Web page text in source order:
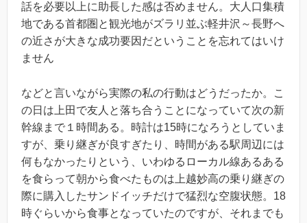
話を必要以上に助長した感は否めません。大人口集積
地である首都圏と観光地がズラリ並ぶ軽井沢～長野へ
の近さが大きな成功要因だということを忘れてはいけ
ません
などと言いながら実際の私の行動はどうだったか。こ
の日は上田で友人と落ち合うことになっていて次の新
幹線まで１時間ある。時計は15時になろうとしていま
すが、乗り継ぎが良すぎたり、時間がある駅周辺には
何もなかったりという、いわゆるローカル線あるある
を食らって朝から食べたものは上越妙高の乗り継ぎの
際に購入したサンドイッチだけで猛烈な空腹状態。18
時ぐらいから食事となっていたのですが、それまでも